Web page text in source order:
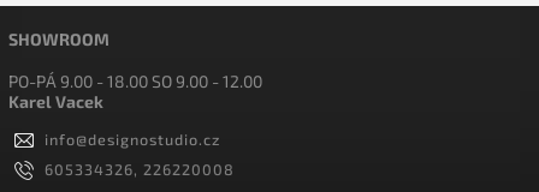
SHOWROOM
PO-PÁ 9.00 - 18.00 SO 9.00 - 12.00
Karel Vacek
info@designostudio.cz
605334326, 226220008